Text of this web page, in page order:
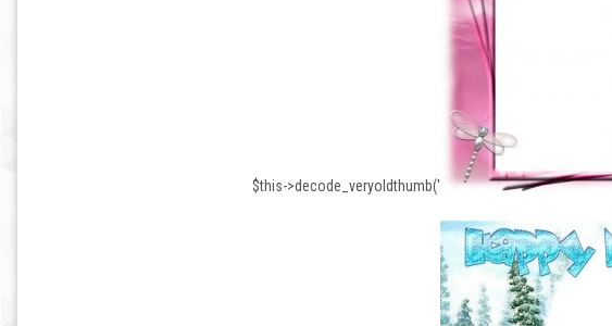
$this->decode_veryoldthumb('